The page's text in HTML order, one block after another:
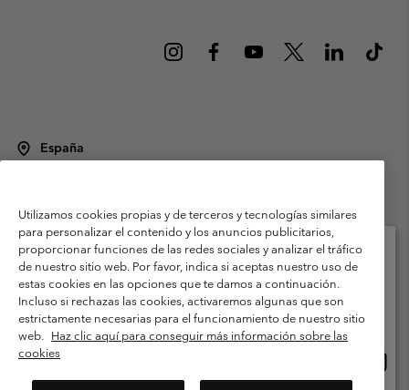
España
Condiciones de uso
Terminos de Venta
Garantía
Política de Privacidad
Términos y condiciones del programa de miembros
Términos De Uso Del Contenido Generado Por Los Usuarios
Impressum
Cookies Public CBCR
Utilizamos cookies propias y de terceros y tecnologías similares
para personalizar el contenido y los anuncios publicitarios,
proporcionar funciones de las redes sociales y analizar el tráfico
de nuestro sitio web. Por favor, indica si aceptas nuestro uso de
estas cookies en las opciones que te damos a continuación.
Incluso si rechazas las cookies, activaremos algunas que son
estrictamente necesarias para el funcionamiento de nuestro sitio
web. Haz clic aquí para conseguir más información sobre las
cookies
Selecciona tu país e idioma envío
Compras en línea disponibles